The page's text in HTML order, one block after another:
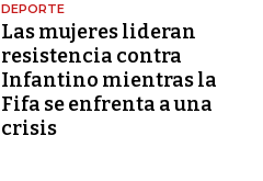
DEPORTE
Las mujeres lideran
resistencia contra
Infantino mientras la
Fifa se enfrenta a una
crisis